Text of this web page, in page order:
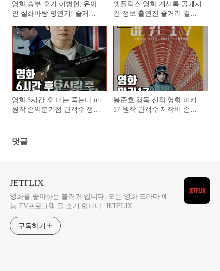
영화 승부 후기 이병헌, 유아
인 실화바탕 명연기! 줄거리,
리
넷플릭스 영화 계시록 공개시
간 정보 출연진 줄거리 결말
영화 6시간 후 너는 죽는다 ott
원작 손익분기점 관객수 정보
봉준호 감독 신작 영화 미키
17 원작 관객수 제작비 손익
댓글
JETFLIX
영화를 좋아하는 블러거 입니다. 모든 영화 드라마 예
능 TV프로그램 을 소개 합니다. JETFLIX
구독하기